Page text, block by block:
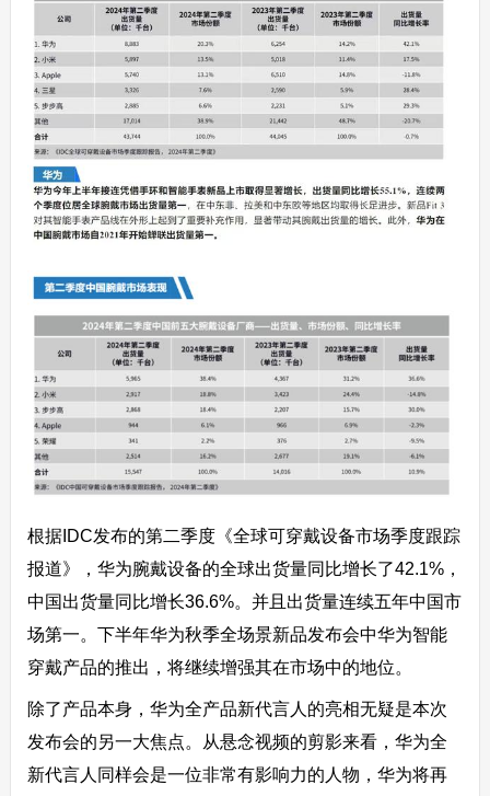
根据IDC发布的第二季度《全球可穿戴设备市场季度跟踪
报道》，华为腕戴设备的全球出货量同比增长了42.1%，
中国出货量同比增长36.6%。并且出货量连续五年中国市
场第一。下半年华为秋季全场景新品发布会中华为智能
穿戴产品的推出，将继续增强其在市场中的地位。
除了产品本身，华为全产品新代言人的亮相无疑是本次
发布会的另一大焦点。从悬念视频的剪影来看，华为全
新代言人同样会是一位非常有影响力的人物，华为将再